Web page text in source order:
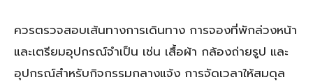
ควรตรวจสอบเส้นทางการเดินทาง การจองที่พักล่วงหน้า
และเตรียมอุปกรณ์จำเป็น เช่น เสื้อผ้า กล้องถ่ายรูป และ
อุปกรณ์สำหรับกิจกรรมกลางแจ้ง การจัดเวลาให้สมดุล